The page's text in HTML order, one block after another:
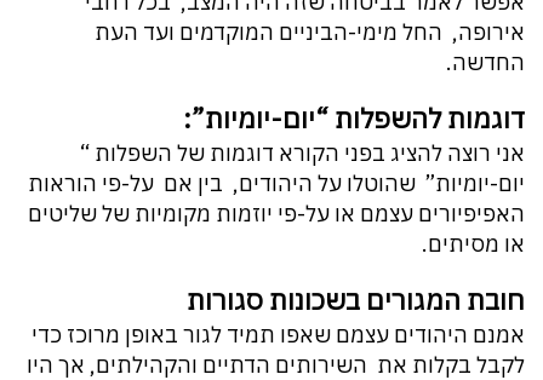
אירופה, החל מימי-הביניים המוקדמים ועד העת
החדשה.
דוגמות להשפלות “יום-יומיות”:
אני רוצה להציג בפני הקורא דוגמות של השפלות “
יום-יומיות” שהוטלו על היהודים, בין אם על-פי הוראות
האפיפיורים עצמם או על-פי יוזמות מקומיות של שליטים
או מסיתים.
חובת המגורים בשכונות סגורות
אמנם היהודים עצמם שאפו תמיד לגור באופן מרוכז כדי
לקבל בקלות את השירותים הדתיים והקהילתים, אך היו